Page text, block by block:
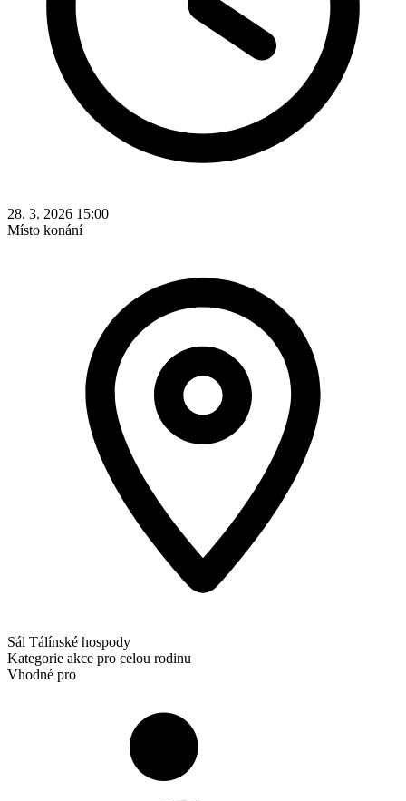
28. 3. 2026 15:00
Místo konání
Sál Tálínské hospody
Kategorie akce pro celou rodinu
Vhodné pro